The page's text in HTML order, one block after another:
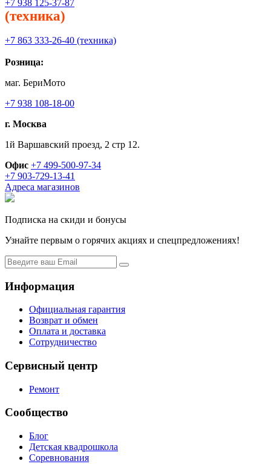
+7 938 125-37-87
(техника)
+7 863 333-26-40 (техника)
Розница:
маг. БериМото
+7 938 108-18-00
г. Москва
1й Варшавский проезд, 2 стр 12.
Офис +7 499-500-97-34
+7 903-729-13-41
Адреса магазинов
Подписка на скиди и бонусы
Узнайте первым о горячих акциях и спецпредложениях!
Информация
Официальная гарантия
Возврат и обмен
Оплата и доставка
Сотрудничество
Сервисный центр
Ремонт
Сообщество
Блог
Детская квадрошкола
Соревнования